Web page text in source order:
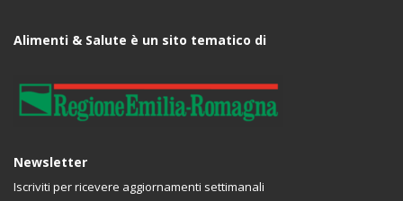
Alimenti & Salute è un sito tematico di
Newsletter
Iscriviti per ricevere aggiornamenti settimanali